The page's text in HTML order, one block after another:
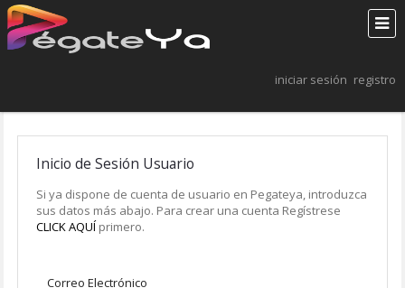
iniciar sesión registro
Inicio de Sesión Usuario
Si ya dispone de cuenta de usuario en Pegateya, introduzca
sus datos más abajo. Para crear una cuenta Regístrese
CLICK AQUÍprimero.
Correo Electrónico